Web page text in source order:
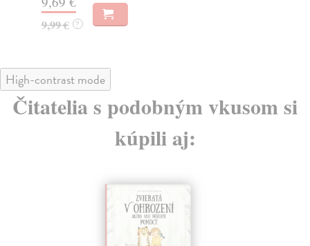
High-contrast mode
Čitatelia s podobným vkusom si
kúpili aj: